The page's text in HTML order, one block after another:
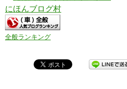
にほんブログ村
全般ランキング